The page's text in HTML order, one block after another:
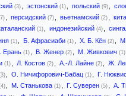
(3) эстонский (1) польский (9)
персидский (7) вьетнамский (2)
(1) индонезийский (4)
(1) Б. Афрасиаби (1) Х. Б. Кён (2)
Ерань (1) В. Женер (2) М. Живкович (1)
(1) Л. Костов (2) А.-Л. Лайне (2) Ж.
О. Ничифорович-Бабац (1) Г.
М. Станькова (1) Г. Суверен (5) А.